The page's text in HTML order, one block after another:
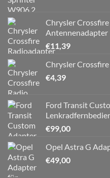
Chrysler
Antennenadapter
€11,39
Chrysler
€4,39
Ford Transit
€99,00
Opel Astra G
€49,00